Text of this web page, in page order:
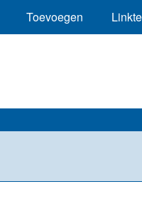
Toevoegen